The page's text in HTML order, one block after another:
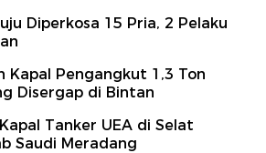
Diperkosa 15 Pria, 2 Pelaku
Kapal Pengangkut 1,3 Ton
Disergap di Bintan
Tanker UEA di Selat
Saudi Meradang